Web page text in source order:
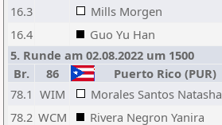
16.3
Mills Morgen
16.4
Guo Yu Han
5. Runde am 02.08.2022 um 1500
Br.
86 Puerto Rico (PUR)
78.1 WIM Morales Santos Natasha
78.2 WCM Rivera Negron Yanira